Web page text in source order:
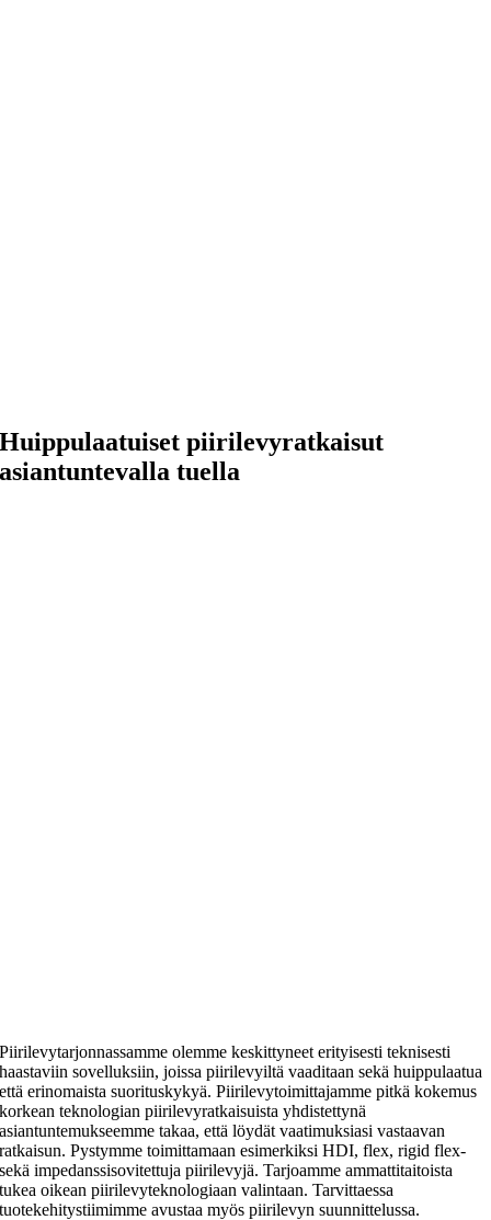
Huippulaatuiset piirilevyratkaisut
asiantuntevalla tuella
Piirilevytarjonnassamme olemme keskittyneet erityisesti teknisesti
haastaviin sovelluksiin, joissa piirilevyiltä vaaditaan sekä huippulaatua
että erinomaista suorituskykyä. Piirilevytoimittajamme pitkä kokemus
korkean teknologian piirilevyratkaisuista yhdistettynä
asiantuntemukseemme takaa, että löydät vaatimuksiasi vastaavan
ratkaisun. Pystymme toimittamaan esimerkiksi HDI, flex, rigid flex-
sekä impedanssisovitettuja piirilevyjä. Tarjoamme ammattitaitoista
tukea oikean piirilevyteknologiaan valintaan. Tarvittaessa
tuotekehitystiimimme avustaa myös piirilevyn suunnittelussa.